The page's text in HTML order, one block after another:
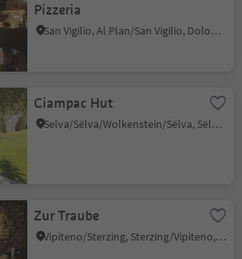
Pizzeria
San Vigilio, Al Plan/San Vigilio, Dolomites Region Kronplatz/Plan de Corones
Ciampac Hut
Selva/Sëlva/Wolkenstein/Sëlva, Sëlva/Selva di Val Gardena, Dolomites Region Val Gardena
Zur Traube
Vipiteno/Sterzing, Sterzing/Vipiteno, Sterzing/Vipiteno and environs